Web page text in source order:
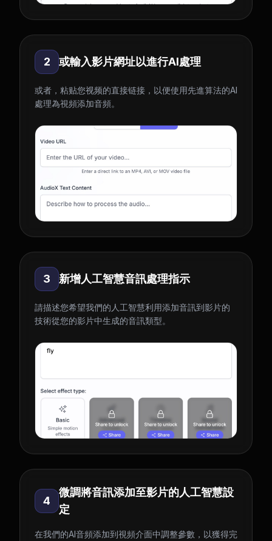
2 或輸入影片網址以進行AI處理
或者，粘贴您视频的直接链接，以便使用先進算法的AI
處理為視頻添加音頻。
3 新增人工智慧音訊處理指示
請描述您希望我們的人工智慧利用添加音訊到影片的
技術從您的影片中生成的音訊類型。
4
微調將音訊添加至影片的人工智慧設
定
在我們的AI音頻添加到視頻介面中調整參數，以獲得完